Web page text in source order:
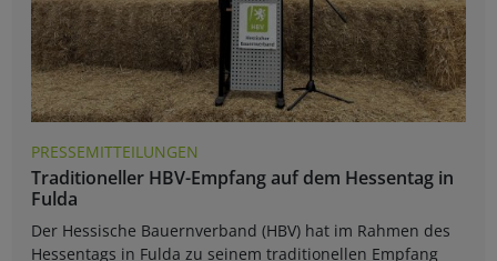
PRESSEMITTEILUNGEN
Traditioneller HBV-Empfang auf dem Hessentag in
Fulda
Der Hessische Bauernverband (HBV) hat im Rahmen des
Hessentags in Fulda zu seinem traditionellen Empfang